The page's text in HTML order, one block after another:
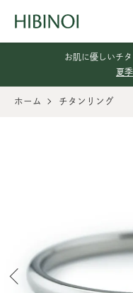
お肌に優しいチ
夏
ホーム チタンリング